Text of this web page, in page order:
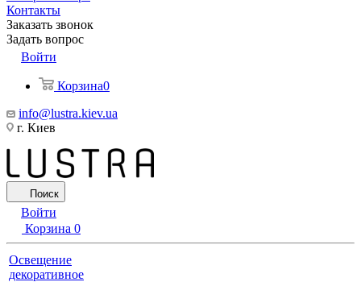
Контакты
Заказать звонок
Задать вопрос
Войти
Корзина0
info@lustra.kiev.ua
г. Киев
Поиск
Войти
Корзина 0
Освещение
декоративное